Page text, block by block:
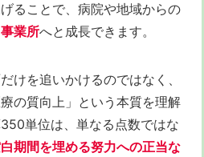
ることで、病院や地域からの
業所へと成長できます。
けを追いかけるのではなく、
の質向上」という本質を理解
単位は、単なる点数ではな
期間を埋める努力への正当な